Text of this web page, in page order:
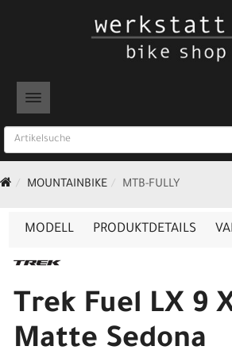
TOGGLE NAVIGATION
MOUNTAINBIKE MTB-FULLY
MODELL PRODUKTDETAILS
Trek Fuel LX 9
Matte Sedona